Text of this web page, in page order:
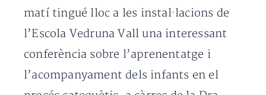
matí tingué lloc a les instal·lacions de
l’Escola Vedruna Vall una interessant
conferència sobre l’aprenentatge i
l’acompanyament dels infants en el